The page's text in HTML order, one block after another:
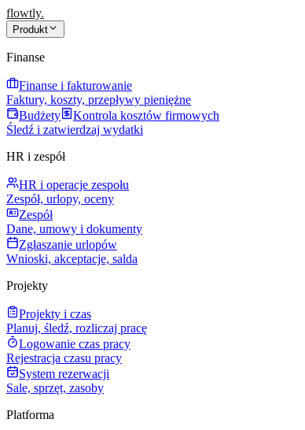
flowtly.
Produkt
Finanse
Finanse i fakturowanie
Faktury, koszty, przepływy pieniężne
Budżety
Kontrola kosztów firmowych
Śledź i zatwierdzaj wydatki
HR i zespół
HR i operacje zespołu
Zespół, urlopy, oceny
Zespół
Dane, umowy i dokumenty
Zgłaszanie urlopów
Wnioski, akceptacje, salda
Projekty
Projekty i czas
Planuj, śledź, rozliczaj pracę
Logowanie czas pracy
Rejestracja czasu pracy
System rezerwacji
Sale, sprzęt, zasoby
Platforma